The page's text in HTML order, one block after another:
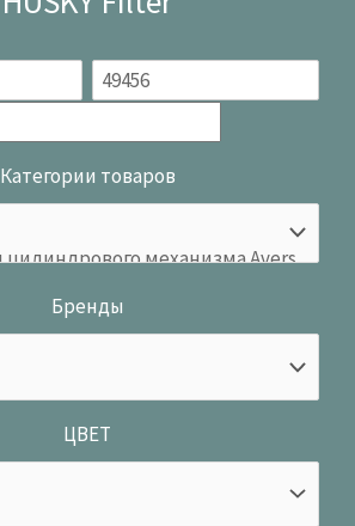
Категории товаров
Бренды
ЦВЕТ